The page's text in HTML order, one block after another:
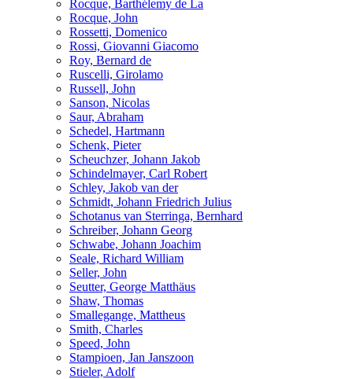
Rocque, Barthélemy de La
Rocque, John
Rossetti, Domenico
Rossi, Giovanni Giacomo
Roy, Bernard de
Ruscelli, Girolamo
Russell, John
Sanson, Nicolas
Saur, Abraham
Schedel, Hartmann
Schenk, Pieter
Scheuchzer, Johann Jakob
Schindelmayer, Carl Robert
Schley, Jakob van der
Schmidt, Johann Friedrich Julius
Schotanus van Sterringa, Bernhard
Schreiber, Johann Georg
Schwabe, Johann Joachim
Seale, Richard William
Seller, John
Seutter, George Matthäus
Shaw, Thomas
Smallegange, Mattheus
Smith, Charles
Speed, John
Stampioen, Jan Janszoon
Stieler, Adolf